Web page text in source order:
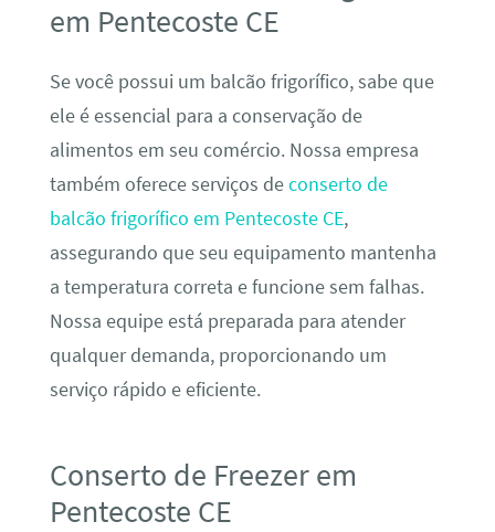
em Pentecoste CE
Se você possui um balcão frigorífico, sabe que
ele é essencial para a conservação de
alimentos em seu comércio. Nossa empresa
também oferece serviços deconserto de
balcão frigorífico em Pentecoste CE,
assegurando que seu equipamento mantenha
a temperatura correta e funcione sem falhas.
Nossa equipe está preparada para atender
qualquer demanda, proporcionando um
serviço rápido e eficiente.
Conserto de Freezer em
Pentecoste CE